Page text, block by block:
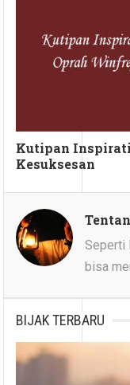
Kutipan
Kesuksesan
Seperti
bisa
BIJAK TERBARU